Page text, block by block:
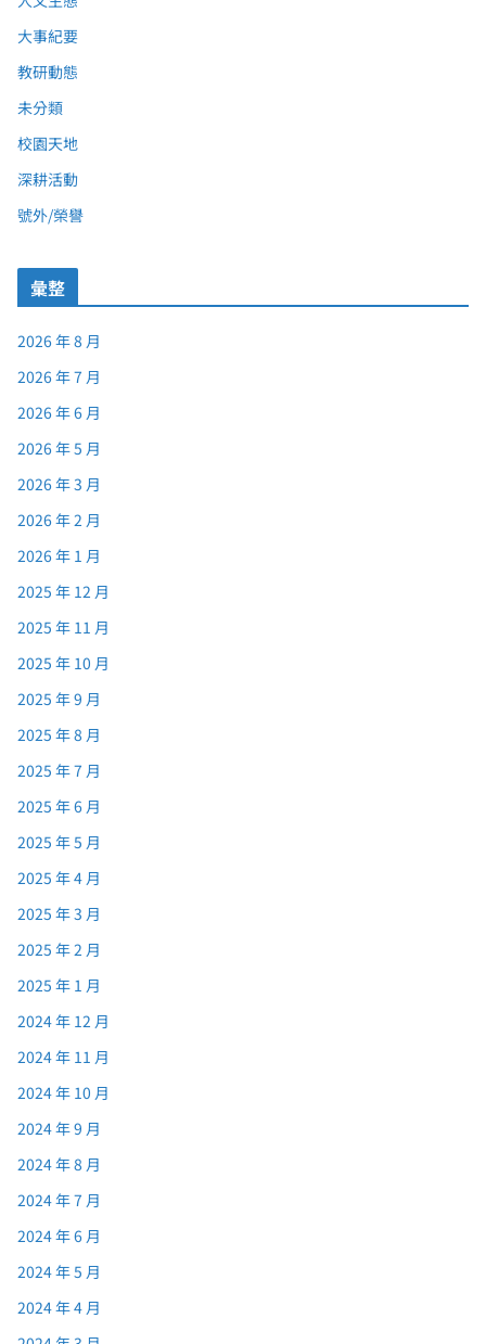
大事紀要
教研動態
未分類
校園天地
深耕活動
號外/榮譽
彙整
2026 年 8 月
2026 年 7 月
2026 年 6 月
2026 年 5 月
2026 年 3 月
2026 年 2 月
2026 年 1 月
2025 年 12 月
2025 年 11 月
2025 年 10 月
2025 年 9 月
2025 年 8 月
2025 年 7 月
2025 年 6 月
2025 年 5 月
2025 年 4 月
2025 年 3 月
2025 年 2 月
2025 年 1 月
2024 年 12 月
2024 年 11 月
2024 年 10 月
2024 年 9 月
2024 年 8 月
2024 年 7 月
2024 年 6 月
2024 年 5 月
2024 年 4 月